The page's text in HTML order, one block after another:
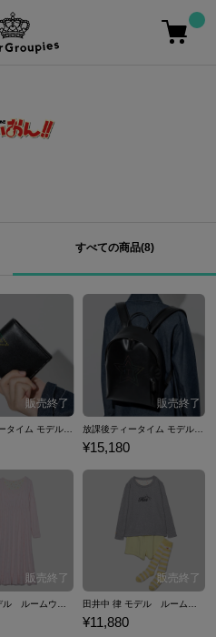
すべての商品(8)
放課後ティータイム モデル 二つ折り財布 けいおん！！
¥15,180
琴吹 紬 モデル ルームウェア けいおん！ 田井中 律 モデル ルームウェア けいおん！
¥11,880